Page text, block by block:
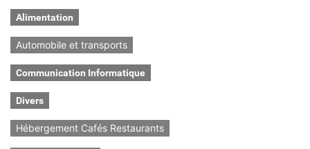
Alimentation
Automobile et transports
Communication Informatique
Divers
Hébergement Cafés Restaurants